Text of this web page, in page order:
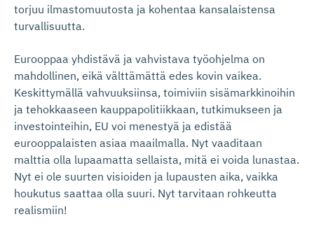
torjuu ilmastomuutosta ja kohentaa kansalaistensa
turvallisuutta.
Eurooppaa yhdistävä ja vahvistava työohjelma on
mahdollinen, eikä välttämättä edes kovin vaikea.
Keskittymällä vahvuuksiinsa, toimiviin sisämarkkinoihin
ja tehokkaaseen kauppapolitiikkaan, tutkimukseen ja
investointeihin, EU voi menestyä ja edistää
eurooppalaisten asiaa maailmalla. Nyt vaaditaan
malttia olla lupaamatta sellaista, mitä ei voida lunastaa.
Nyt ei ole suurten visioiden ja lupausten aika, vaikka
houkutus saattaa olla suuri. Nyt tarvitaan rohkeutta
realismiin!